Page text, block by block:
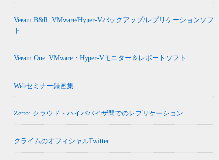
Veeam B&R :VMware/Hyper-Vバックアップ/レプリケーションソフ
ト
Veeam One: VMware・Hyper-Vモニター＆レポートソフト
Webセミナー録画集
Zerto: クラウド・ハイパバイザ間でのレプリケーション
クライムのオフィシャルTwitter